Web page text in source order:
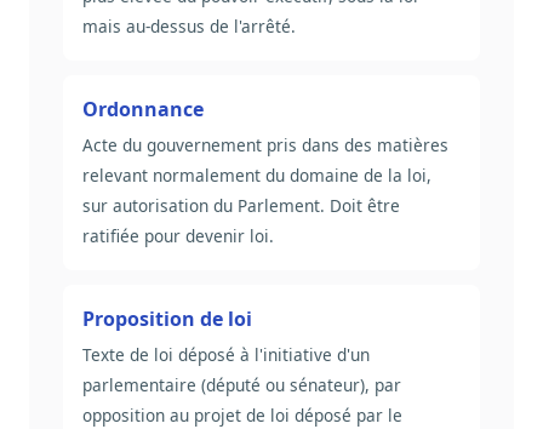
mais au-dessus de l'arrêté.
Ordonnance
Acte du gouvernement pris dans des matières
relevant normalement du domaine de la loi,
sur autorisation du Parlement. Doit être
ratifiée pour devenir loi.
Proposition de loi
Texte de loi déposé à l'initiative d'un
parlementaire (député ou sénateur), par
opposition au projet de loi déposé par le